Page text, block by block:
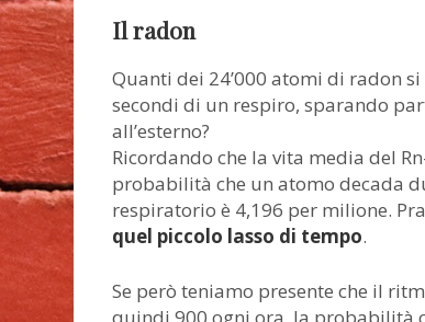
Il radon
Quanti dei 24’000 atomi di radon
secondi di un respiro, sparando
all’esterno?
Ricordando che la vita media del
probabilità che un atomo decada
respiratorio è 4,196 per milione.
quel piccolo lasso di tempo.
Se però teniamo presente che il
quindi 900 ogni ora, la probabilità